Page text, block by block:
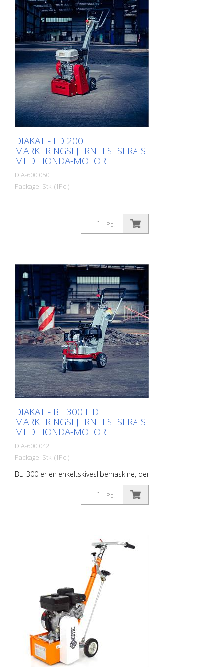
200 millimeter. Borum® LineEraser er
kompakt og let at manøvrere. En
dobbeltrem driver skærehovedet, som er
udstyret med tre knive. - Til at fjerne tynde
lag (f.eks. kolde malingsmærker) skal du
bruge den 48-pinede hårdmetalkniv. - Til
fjernelse af tykkere lag (f.eks. termoplast)
anvendes den 24-stiftede hårdmetalkniv.
Arbejdsbredde: Arbejdsbredde: op til 25
cm (10 in.) Motor: Briggs & Stratton, 13,5
hk (10 Kw). Inkluderer hoved med 3 x 24-
stifts karbidknive med 24-stifts
karbidknive
DIAKAT - FD 200
MARKERINGSFJERNELSESFRÆSER
MED HONDA-MOTOR
DIA-600 050
Package: Stk. (1Pc.)
Pc.
DIAKAT - BL 300 HD
MARKERINGSFJERNELSESFRÆSER
MED HONDA-MOTOR
DIA-600 042
Package: Stk. (1Pc.)
BL–300 er en enkeltskiveslibemaskine, der
er udviklet til et bredt
anvendelsesområde. Takket være et stort
udvalg af værktøjer og et enkelt
værktøjets omdrejningstal. Den lave
omdrejningshastighed på 900 o/min er
beregnet til udjævning (fjernelse af
vandrette kørebanespor). Den høje
omdrejningshastighed på 1.350 o/min er
beregnet til slibning med diamantværktøj.
Egenskaber: - Den enkle, men robuste
konstruktion sikrer langvarig, problemfri
drift - Stor alsidighed takket være et stort
udvalg af tilgængelige værktøjer - Enkel
betjening og indstilling - Nem transport og
opbevaring takket være transportposition
- Højdejusterbart styr for øget
Pc.